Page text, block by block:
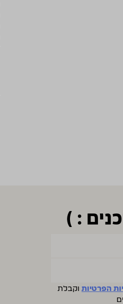
: )
הפרטיותוקבלת